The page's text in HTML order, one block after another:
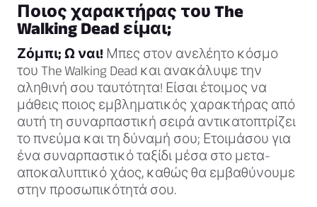
Ποιος χαρακτήρας του The
Walking Dead είμαι;
Ζόμπι; Ω ναι! Μπες στον ανελέητο κόσμο
του The Walking Dead και ανακάλυψε την
αληθινή σου ταυτότητα! Είσαι έτοιμος να
μάθεις ποιος εμβληματικός χαρακτήρας από
αυτή τη συναρπαστική σειρά αντικατοπτρίζει
το πνεύμα και τη δύναμή σου; Ετοιμάσου για
ένα συναρπαστικό ταξίδι μέσα στο μετα-
αποκαλυπτικό χάος, καθώς θα εμβαθύνουμε
στην προσωπικότητά σου.